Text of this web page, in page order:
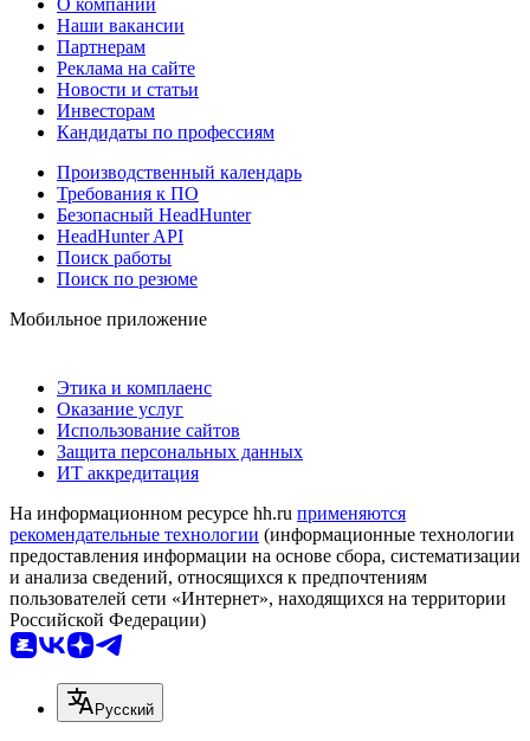
Наши вакансии
Партнерам
Реклама на сайте
Новости и статьи
Инвесторам
Кандидаты по профессиям
Производственный календарь
Требования к ПО
Безопасный HeadHunter
HeadHunter API
Поиск работы
Поиск по резюме
Мобильное приложение
Этика и комплаенс
Оказание услуг
Использование сайтов
Защита персональных данных
ИТ аккредитация
На информационном ресурсе hh.ru применяются
рекомендательные технологии (информационные технологии
предоставления информации на основе сбора, систематизации
и анализа сведений, относящихся к предпочтениям
пользователей сети «Интернет», находящихся на территории
Российской Федерации)
Русский